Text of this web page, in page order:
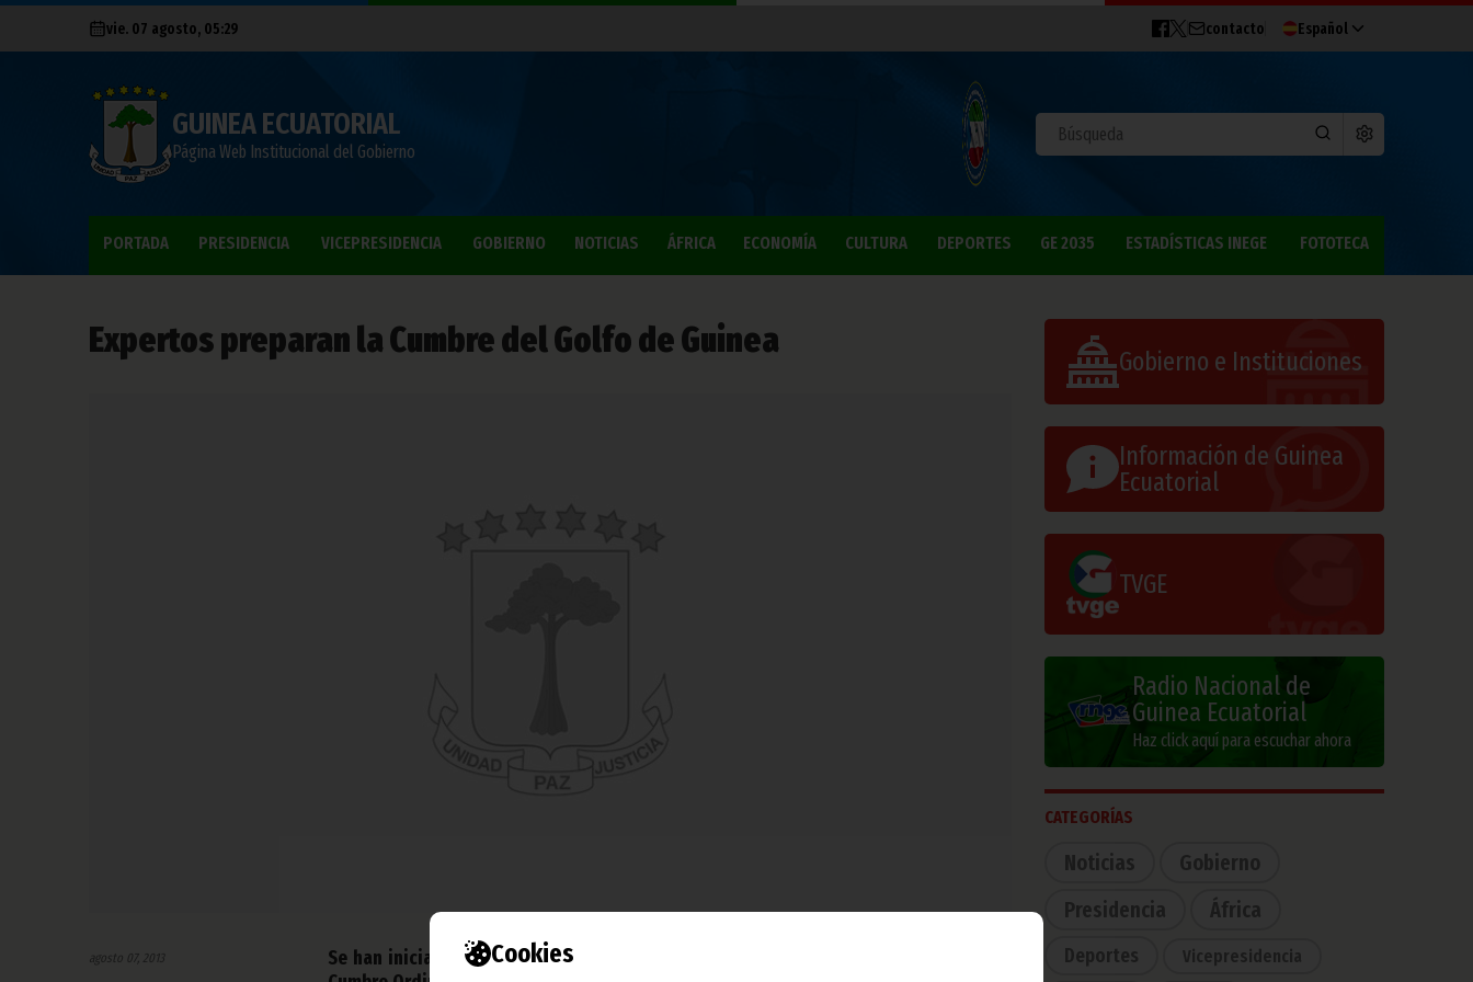
Cookies
vie. 07 agosto, 05:29 contacto Español
GUINEA ECUATORIAL
Página Web Institucional del Gobierno
PORTADA PRESIDENCIA VICEPRESIDENCIA GOBIERNO NOTICIAS ÁFRICA ECONOMÍA CULTURA DEPORTES GE 2035 ESTADÍSTICAS INEGE FOTOTECA
Expertos preparan la Cumbre del Golfo de Guinea
agosto 07, 2013
Se han iniciado en Malabo las reuniones preparatorias de expertos para la Tercera
Gobierno e Instituciones
Información de Guinea
Ecuatorial
TVGE
Radio Nacional de
Guinea Ecuatorial
Haz click aquí para escuchar ahora
CATEGORÍAS
Noticias
Gobierno
Presidencia
África
Deportes Vicepresidencia